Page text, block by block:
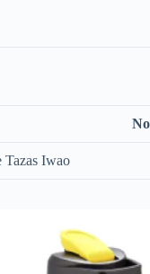
Tazas Iwao